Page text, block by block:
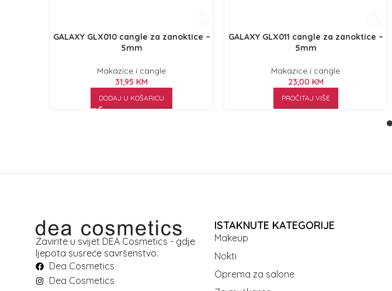
GALAXY GLX010 cangle za zanoktice –
5mm
Makazice i cangle
31,95 KM
DODAJ U KOŠARICU
GALAXY GLX011 cangle za zanoktice –
5mm
Makazice i cangle
23,00 KM
PROČITAJ VIŠE
Zavirite u svijet DEA Cosmetics - gdje
ljepota susreće savršenstvo.
Dea Cosmetics
Dea Cosmetics
ISTAKNUTE KATEGORIJE
Makeup
Nokti
Oprema za salone